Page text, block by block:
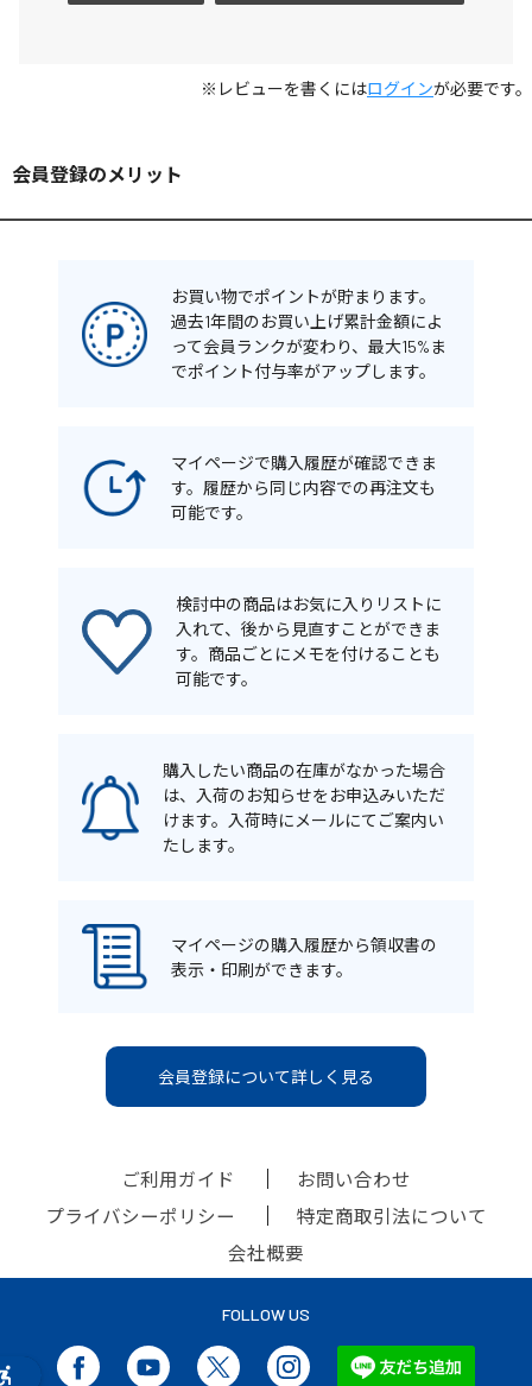
※レビューを書くにはログインが必要です。
会員登録のメリット
お買い物でポイントが貯まります。
過去1年間のお買い上げ累計金額によ
って会員ランクが変わり、最大15%ま
でポイント付与率がアップします。
マイページで購入履歴が確認できま
す。履歴から同じ内容での再注文も
可能です。
検討中の商品はお気に入りリストに
入れて、後から見直すことができま
す。商品ごとにメモを付けることも
可能です。
購入したい商品の在庫がなかった場合
は、入荷のお知らせをお申込みいただ
けます。入荷時にメールにてご案内い
たします。
マイページの購入履歴から領収書の
表示・印刷ができます。
会員登録について詳しく見る
ご利用ガイド
お問い合わせ
プライバシーポリシー
特定商取引法について
会社概要
FOLLOW US